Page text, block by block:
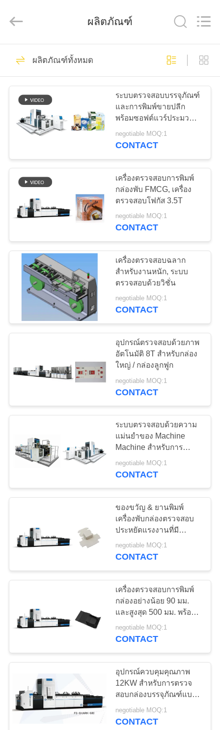
บ้าน
สินค้า
เกี่ยว
เรา
ทัวร์
ควบคุม
คุณภาพ
ติดต่อ
ใบ
ราคา
แผนผัง
POLICY
Technology
Co.,Ltd.
Reserved.
เครื่องตรวจสอบ
Focusight
เครื่องตรวจสอบการ
พิมพ์
30
เครื่องตรวจสอบ
ฉลาก
เครื่องตรวจสอบ
กล่อง
อุปกรณ์ตรวจสอบ
การจัดดอกไม้
0
อุปกรณ์ตรวจสอบ
21
ผลิตภัณฑ์
ผลิตภัณฑ์ทั้งหมด
ระบบตรวจสอบบรรจุภัณฑ์
และการพิมพ์ขายปลีก
พร้อมซอฟต์แวร์ประมวล
ผลข้อมูลประสิทธิภาพสูง
negotiable MOQ:1
CONTACT
เครื่องตรวจสอบการพิมพ์
กล่องพับ FMCG, เครื่อง
ตรวจสอบโฟกัส 3.5T
negotiable MOQ:1
CONTACT
เครื่องตรวจสอบฉลาก
สำหรับงานหนัก, ระบบ
ตรวจสอบด้วยวิชั่น
negotiable MOQ:1
CONTACT
อุปกรณ์ตรวจสอบด้วยภาพ
อัตโนมัติ 8T สำหรับกล่อง
ใหญ่ / กล่องลูกฟูก
negotiable MOQ:1
CONTACT
ระบบตรวจสอบด้วยความ
แม่นยำของ Machine
Machine สำหรับการ
ควบคุมคุณภาพการพิมพ์
ออนไลน์
negotiable MOQ:1
CONTACT
ของขวัญ & ยานพิมพ์
เครื่องพับกล่องตรวจสอบ
ประหยัดแรงงานที่มี
ประสิทธิภาพสูง
negotiable MOQ:1
CONTACT
เครื่องตรวจสอบการพิมพ์
กล่องอย่างน้อย 90 มม.
และสูงสุด 500 มม. พร้อม
ระบบให้อาหารไม่หยุด
negotiable MOQ:1
CONTACT
อุปกรณ์ควบคุมคุณภาพ
12KW สำหรับการตรวจ
สอบกล่องบรรจุภัณฑ์แบบ
หลายแพ็คแบบของเหลว
negotiable MOQ:1
CONTACT